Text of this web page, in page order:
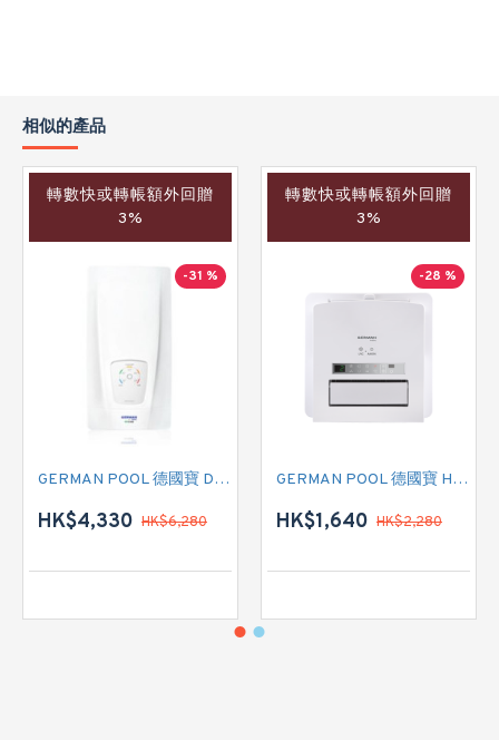
相似的產品
轉數快或轉帳額外回贈
3%
-31 %
GERMAN POOL 德國寶 DCN 即熱式電熱水爐
HK$4,330 HK$6,280
轉數快或轉帳額外回贈
3%
-28 %
GERMAN POOL 德國寶 HTB-248U 多功能浴室乾衣暖風機
HK$1,640 HK$2,280